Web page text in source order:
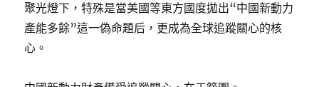
聚光燈下，特殊是當美國等東方國度拋出“中國新動力
產能多餘”這一偽命題后，更成為全球追蹤關心的核
心。